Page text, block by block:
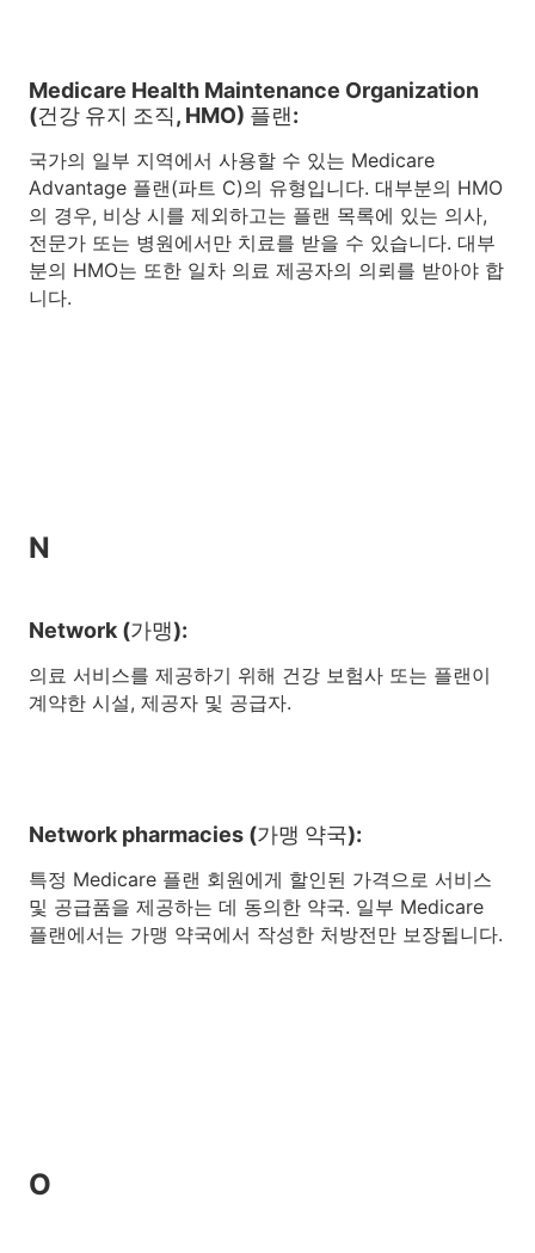
Medicare Health Maintenance Organization
(건강 유지 조직, HMO) 플랜:
국가의 일부 지역에서 사용할 수 있는 Medicare
Advantage 플랜(파트 C)의 유형입니다. 대부분의 HMO
의 경우, 비상 시를 제외하고는 플랜 목록에 있는 의사,
전문가 또는 병원에서만 치료를 받을 수 있습니다. 대부
분의 HMO는 또한 일차 의료 제공자의 의뢰를 받아야 합
니다.
N
Network (가맹):
의료 서비스를 제공하기 위해 건강 보험사 또는 플랜이
계약한 시설, 제공자 및 공급자.
Network pharmacies (가맹 약국):
특정 Medicare 플랜 회원에게 할인된 가격으로 서비스
및 공급품을 제공하는 데 동의한 약국. 일부 Medicare
플랜에서는 가맹 약국에서 작성한 처방전만 보장됩니다.
O